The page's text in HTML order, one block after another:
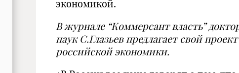
экономикой.
В журнале “Коммерсант власть”
наук С.Глазьев предлагает свой
российской экономики.